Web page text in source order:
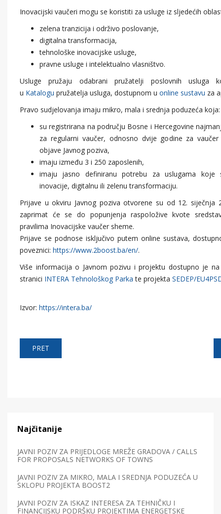
Inovacijski vaučeri mogu se koristiti za usluge iz sljedećih
zelena tranzicija i održivo poslovanje,
digitalna transformacija,
tehnološke inovacijske usluge,
pravne usluge i intelektualno vlasništvo.
Usluge pružaju odabrani pružatelji poslovnih usluga
u Katalogu pružatelja usluga, dostupnom u online sustavu za
Pravo sudjelovanja imaju mikro, mala i srednja poduzeća
su registrirana na području Bosne i Hercegovine
za regularni vaučer, odnosno dvije godine za
objave Javnog poziva,
imaju između 3 i 250 zaposlenih,
imaju jasno definiranu potrebu za uslugama koje
inovacije, digitalnu ili zelenu transformaciju.
Prijave u okviru Javnog poziva otvorene su od 12. siječnja
zaprimat će se do popunjenja raspoložive kvote
pravilima Inovacijske vaučer sheme.
Prijave se podnose isključivo putem online sustava,
poveznici: https://www.2boost.ba/en/.
Više informacija o Javnom pozivu i projektu dostupno je
stranici INTERA Tehnološkog Parka te projekta SEDEP/
Izvor: https://intera.ba/
PRET
Najčitanije
JAVNI POZIV ZA PRIJEDLOGE MREŽE GRADOVA / CALLS
FOR PROPOSALS NETWORKS OF TOWNS
JAVNI POZIV ZA MIKRO, MALA I SREDNJA PODUZEĆA U
SKLOPU PROJEKTA BOOST2
JAVNI POZIV ZA ISKAZ INTERESA ZA TEHNIČKU I
FINANCIJSKU PODRŠKU PROJEKTIMA ENERGETSKE